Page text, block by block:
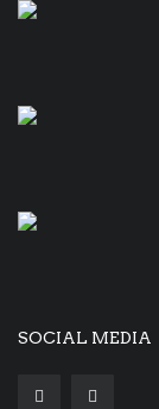
SOCIAL MEDIA